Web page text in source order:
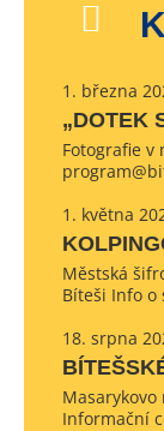
1. března
„DOTEK
Fotografie v
1. května
Městská
Bíteši Info
18. srpna
Informační